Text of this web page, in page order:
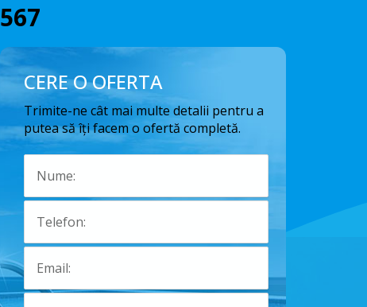
567
CERE O OFERTA
Trimite-ne cât mai multe detalii pentru a
putea să îți facem o ofertă completă.